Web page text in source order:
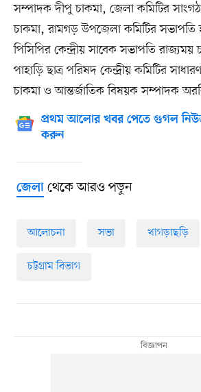
সম্পাদক দীপু চাকমা, জেলা কমিটির
চাকমা, রামগড় উপজেলা কমিটির সভাপতি
পিসিপির কেন্দ্রীয় সাবেক সভাপতি রাজ্যময়
পাহাড়ি ছাত্র পরিষদ কেন্দ্রীয় কমিটির
চাকমা ও আন্তর্জাতিক বিষয়ক সম্পাদক
প্রথম আলোর খবর পেতে গুগল
করুন
জেলাথেকে আরও পড়ুন
আলোচনা সভা খাগড়াছড়ি
চট্টগ্রাম বিভাগ